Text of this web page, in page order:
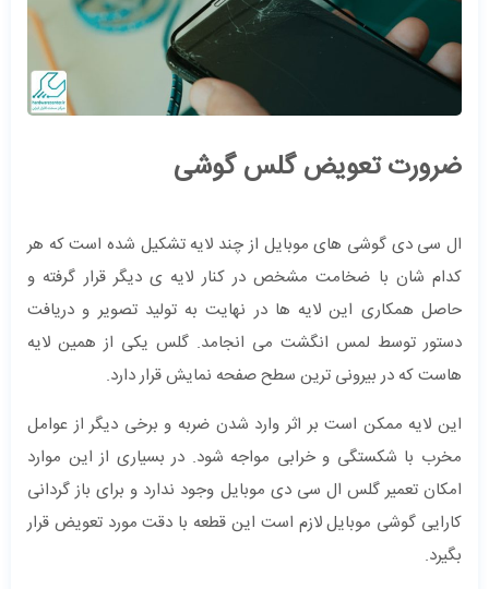
ضرورت تعویض گلس گوشی
ال سی دی گوشی های موبایل از چند لایه تشکیل شده است که هر
کدام شان با ضخامت مشخص در کنار لایه ی دیگر قرار گرفته و
حاصل همکاری این لایه ها در نهایت به تولید تصویر و دریافت
دستور توسط لمس انگشت می انجامد. گلس یکی از همین لایه
هاست که در بیرونی ترین سطح صفحه نمایش قرار دارد.
این لایه ممکن است بر اثر وارد شدن ضربه و برخی دیگر از عوامل
مخرب با شکستگی و خرابی مواجه شود. در بسیاری از این موارد
امکان تعمیر گلس ال سی دی موبایل وجود ندارد و برای باز گردانی
کارایی گوشی موبایل لازم است این قطعه با دقت مورد تعویض قرار
بگیرد.